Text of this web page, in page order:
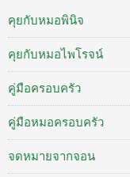
คุยกับหมอพินิจ
คุยกับหมอไพโรจน์
คู่มือครอบครัว
คู่มือหมอครอบครัว
จดหมายจากจอน